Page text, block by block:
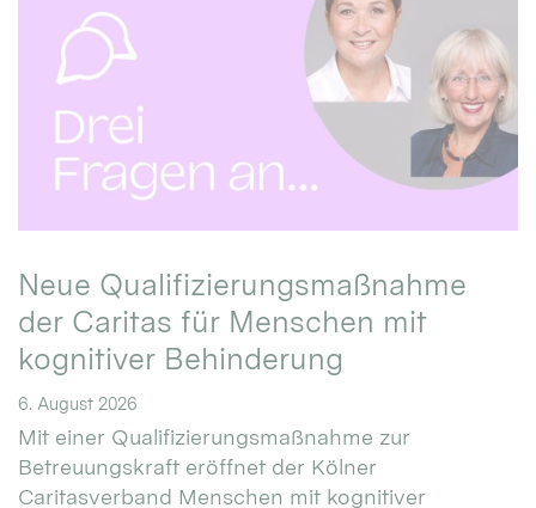
Neue Qualifizierungsmaßnahme
der Caritas für Menschen mit
kognitiver Behinderung
6. August 2026
Mit einer Qualifizierungsmaßnahme zur
Betreuungskraft eröffnet der Kölner
Caritasverband Menschen mit kognitiver